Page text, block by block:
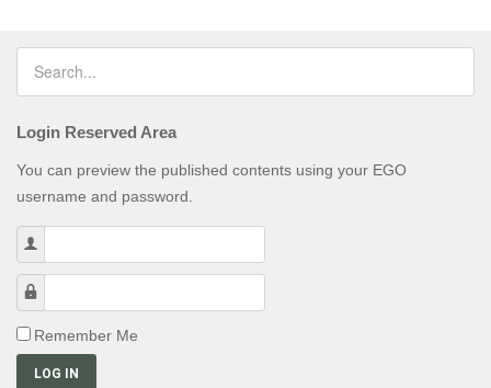
Login Reserved Area
You can preview the published contents using your EGO
username and password.
Remember Me
LOG IN